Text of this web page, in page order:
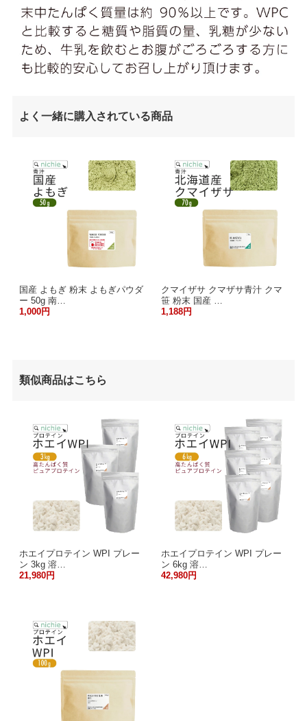
よく一緒に購入されている商品
国産 よもぎ 粉末 よもぎパウダ
ー 50g 南…
1,000円
クマイザサ クマザサ青汁 クマ
笹 粉末 国産 …
1,188円
類似商品はこちら
ホエイプロテイン WPI プレー
ン 3kg 溶…
21,980円
ホエイプロテイン WPI プレー
ン 6kg 溶…
42,980円